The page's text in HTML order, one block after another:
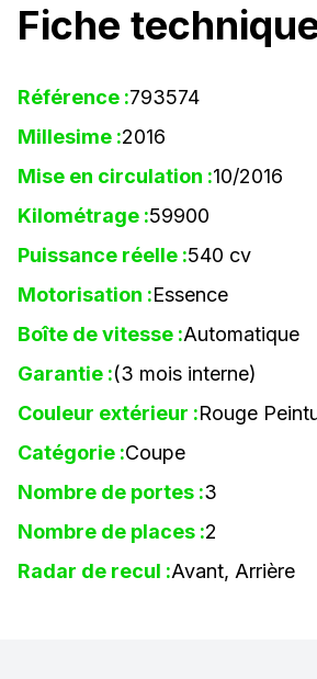
Fiche
Référence :793574
Millesime :2016
Mise en circulation :10/2016
Kilométrage :59900
Puissance réelle :540 cv
Motorisation :Essence
Boîte de vitesse :Automatique
Garantie :(3 mois interne)
Couleur extérieur :Rouge
Catégorie :Coupe
Nombre de portes :3
Nombre de places :2
Radar de recul :Avant, Arrière